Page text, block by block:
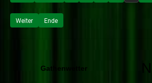
Weiter Ende